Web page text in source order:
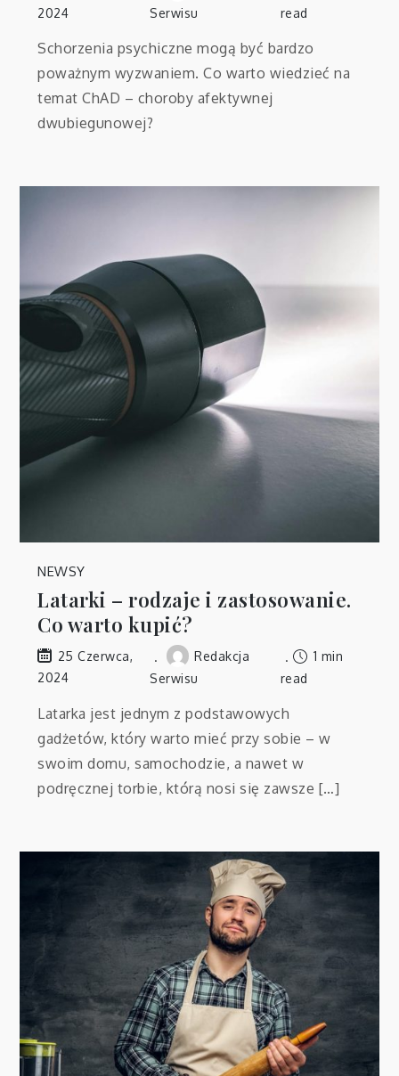
2024
Serwisu
read
Schorzenia psychiczne mogą być bardzo
poważnym wyzwaniem. Co warto wiedzieć na
temat ChAD – choroby afektywnej
dwubiegunowej?
NEWSY
Latarki – rodzaje i zastosowanie.
Co warto kupić?
25 Czerwca,
2024
Redakcja
Serwisu
1 min
read
Latarka jest jednym z podstawowych
gadżetów, który warto mieć przy sobie – w
swoim domu, samochodzie, a nawet w
podręcznej torbie, którą nosi się zawsze […]